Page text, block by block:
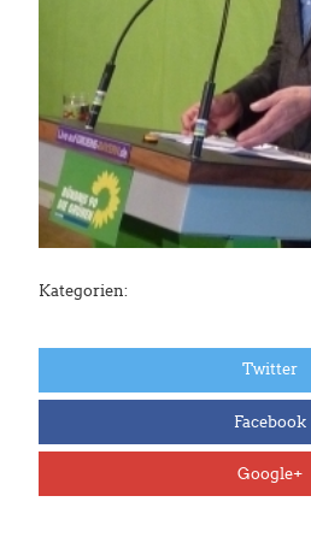
Kategorien:
Twitter
Facebook
Google+